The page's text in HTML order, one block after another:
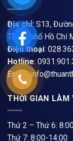
Địa chỉ: S13,
Thành phố Hồ Chí
Điện thoại:
Hotline:
Email:
THỜI GIAN LÀM
Thứ 2 – Thứ 6:
Thứ 7: 8:00-14:00